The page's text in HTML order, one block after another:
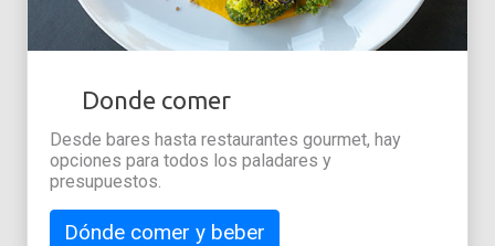
Donde comer
Desde bares hasta restaurantes gourmet, hay
opciones para todos los paladares y
presupuestos.
Dónde comer y beber